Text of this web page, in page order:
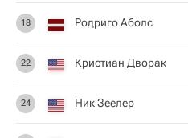
18 Родриго Аболс
22 Кристиан Дворак
24 Ник Зеелер